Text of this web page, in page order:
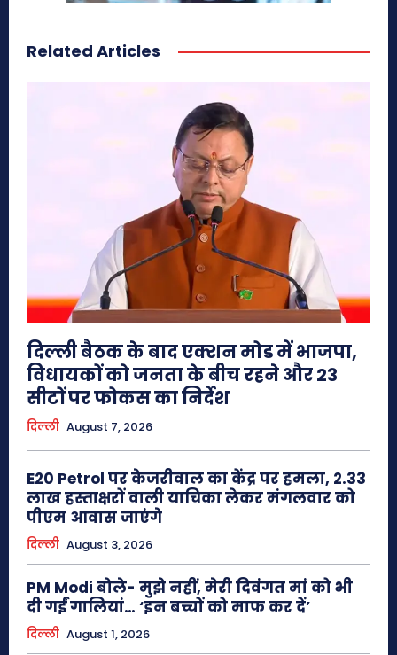
Related Articles
दिल्ली बैठक के बाद एक्शन मोड में भाजपा,
विधायकों को जनता के बीच रहने और 23
सीटों पर फोकस का निर्देश
दिल्ली August 7, 2026
E20 Petrol पर केजरीवाल का केंद्र पर हमला, 2.33
लाख हस्ताक्षरों वाली याचिका लेकर मंगलवार को
पीएम आवास जाएंगे
दिल्ली August 3, 2026
PM Modi बोले- मुझे नहीं, मेरी दिवंगत मां को भी
दी गईं गालियां… ‘इन बच्चों को माफ कर दें’
दिल्ली August 1, 2026